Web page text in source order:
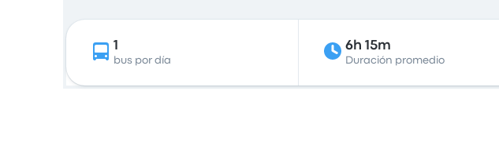
1
bus por día
6h 15m
Duración promedio